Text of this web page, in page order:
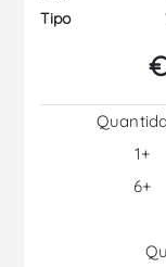
Tipo
1+
6+